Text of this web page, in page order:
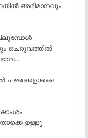
അഭിമാനവും
ചെരുവത്തിൽ
പഴങ്ങളൊക്കെ
ഉള്ളു